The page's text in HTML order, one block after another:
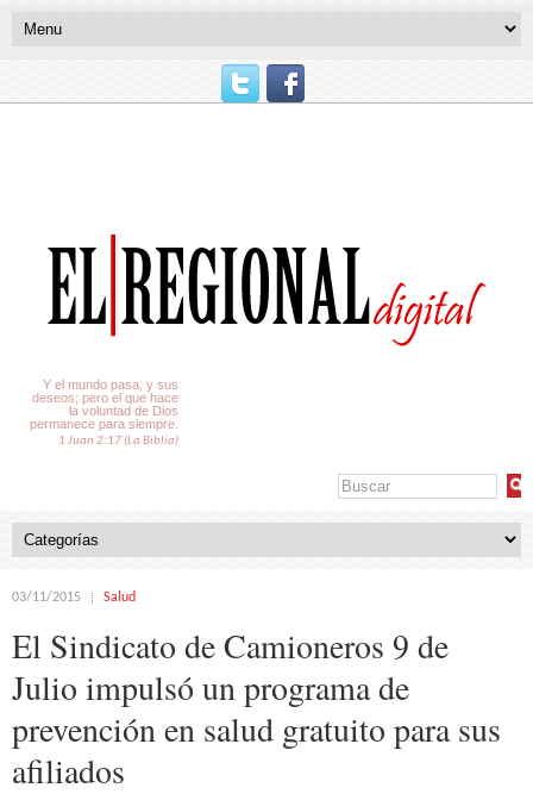
Y el mundo pasa, y sus
deseos; pero el que hace
la voluntad de Dios
permanece para siempre.
1 Juan 2:17 (La Biblia)
03/11/2015 Salud
El Sindicato de Camioneros 9 de
Julio impulsó un programa de
prevención en salud gratuito para sus
afiliados